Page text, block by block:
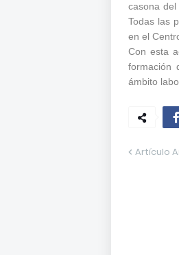
casona del
Todas las
en el
Con esta
formación
ámbito
Artículo